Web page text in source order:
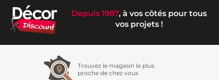
Depuis 1987, à vos côtés pour tous
vos projets !
Trouvez le magasin le plus
proche de chez vous